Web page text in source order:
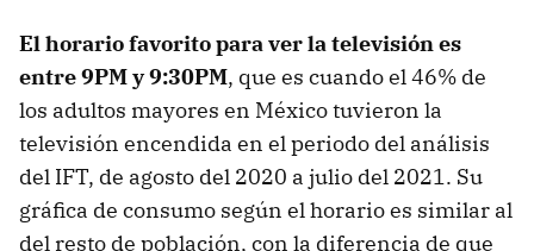
El horario favorito para ver la televisión es
entre 9PM y 9:30PM, que es cuando el 46% de
los adultos mayores en México tuvieron la
televisión encendida en el periodo del análisis
del IFT, de agosto del 2020 a julio del 2021. Su
gráfica de consumo según el horario es similar al
del resto de población, con la diferencia de que